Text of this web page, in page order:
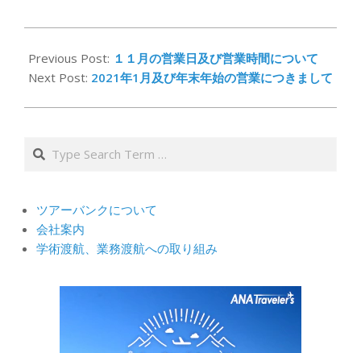
11-
30
Previous Post: １１月の営業日及び営業時間について
Next Post: 2021年1月及び年末年始の営業につきまして
Search
ツアーバンクについて
会社案内
学術渡航、業務渡航への取り組み